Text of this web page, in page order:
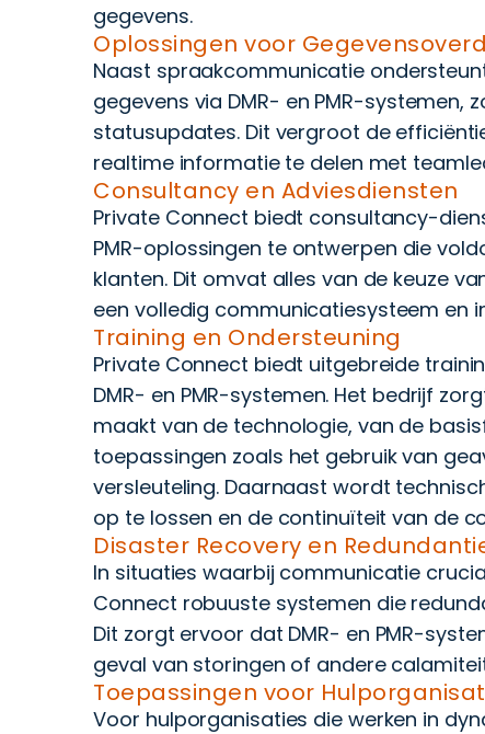
gegevens.
Oplossingen voor
Naast spraakcommunicatie
gegevens via DMR- en PMR-systemen,
statusupdates. Dit vergroot de
realtime informatie te delen met
Consultancy en Adviesdiensten
Private Connect biedt consultancy-
PMR-oplossingen te ontwerpen die
klanten. Dit omvat alles van de keuze
een volledig communicatiesysteem en
Training en Ondersteuning
Private Connect biedt uitgebreide
DMR- en PMR-systemen. Het bedrijf
maakt van de technologie, van de
toepassingen zoals het gebruik van
versleuteling. Daarnaast wordt
op te lossen en de continuïteit van de
Disaster Recovery en
In situaties waarbij communicatie
Connect robuuste systemen die
Dit zorgt ervoor dat DMR- en PMR-
geval van storingen of andere
Toepassingen voor
Voor hulporganisaties die werken in